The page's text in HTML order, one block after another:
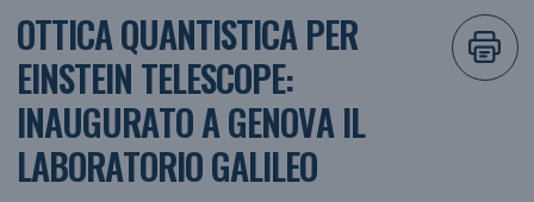
OTTICA QUANTISTICA PER
EINSTEIN TELESCOPE:
INAUGURATO A GENOVA IL
LABORATORIO GALILEO